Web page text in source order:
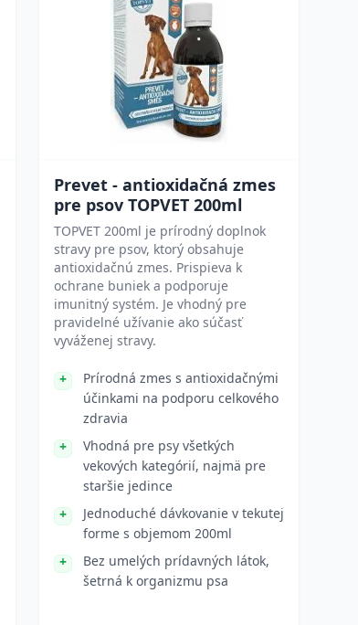
Prevet - antioxidačná zmes
pre psov TOPVET 200ml
TOPVET 200ml je prírodný doplnok
stravy pre psov, ktorý obsahuje
antioxidačnú zmes. Prispieva k
ochrane buniek a podporuje
imunitný systém. Je vhodný pre
pravidelné užívanie ako súčasť
vyváženej stravy.
Prírodná zmes s antioxidačnými
účinkami na podporu celkového
zdravia
Vhodná pre psy všetkých
vekových kategórií, najmä pre
staršie jedince
Jednoduché dávkovanie v tekutej
forme s objemom 200ml
Bez umelých prídavných látok,
šetrná k organizmu psa